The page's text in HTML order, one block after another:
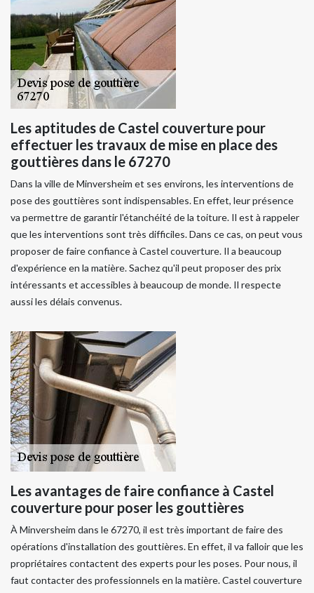
Les aptitudes de Castel couverture pour
effectuer les travaux de mise en place des
gouttières dans le 67270
Dans la ville de Minversheim et ses environs, les interventions de
pose des gouttières sont indispensables. En effet, leur présence
va permettre de garantir l'étanchéité de la toiture. Il est à rappeler
que les interventions sont très difficiles. Dans ce cas, on peut vous
proposer de faire confiance à Castel couverture. Il a beaucoup
d'expérience en la matière. Sachez qu'il peut proposer des prix
intéressants et accessibles à beaucoup de monde. Il respecte
aussi les délais convenus.
Les avantages de faire confiance à Castel
couverture pour poser les gouttières
À Minversheim dans le 67270, il est très important de faire des
opérations d'installation des gouttières. En effet, il va falloir que les
propriétaires contactent des experts pour les poses. Pour nous, il
faut contacter des professionnels en la matière. Castel couverture